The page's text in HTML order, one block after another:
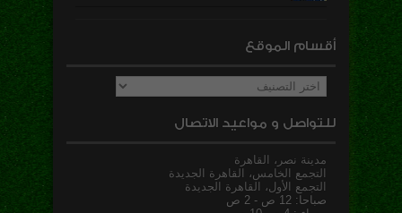
أقسام الموقع
أقسام
الموقع
للتواصل و مواعيد الاتصال
مدينة نصر، القاهرة
التجمع الخامس، القاهرة الجديدة
التجمع الأول، القاهرة الجديدة
صباحا: 12 ص - 2 ص